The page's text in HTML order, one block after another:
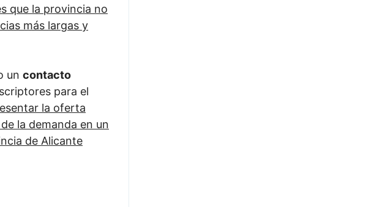
que la provincia no
más largas y
un contacto
para el
la oferta
la demanda en un
de Alicante